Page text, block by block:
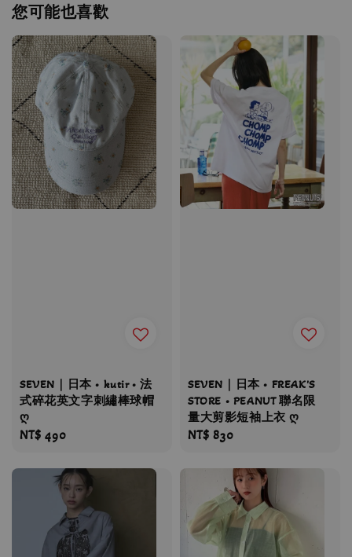
您可能也喜歡
SEVEN｜日本 • kutir • 法
式碎花英文字刺繡棒球帽
ღ
Regular
NT$ 490
SEVEN｜日本 • FREAK'S
STORE • PEANUT 聯名限
量大剪影短袖上衣 ღ
Regular
NT$ 830